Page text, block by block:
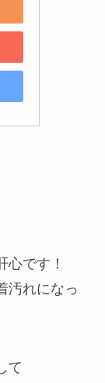
です！
汚れになっ
て